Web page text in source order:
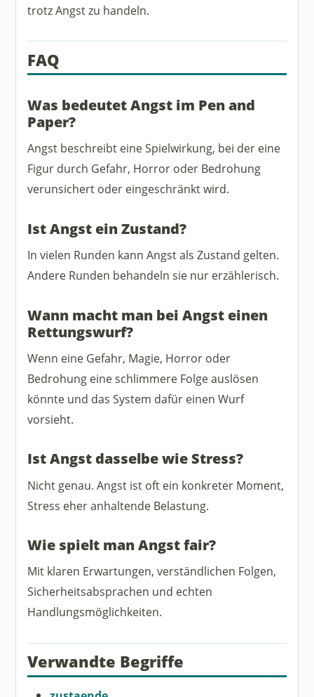
trotz Angst zu handeln.
FAQ
Was bedeutet Angst im Pen and
Paper?
Angst beschreibt eine Spielwirkung, bei der eine
Figur durch Gefahr, Horror oder Bedrohung
verunsichert oder eingeschränkt wird.
Ist Angst ein Zustand?
In vielen Runden kann Angst als Zustand gelten.
Andere Runden behandeln sie nur erzählerisch.
Wann macht man bei Angst einen
Rettungswurf?
Wenn eine Gefahr, Magie, Horror oder
Bedrohung eine schlimmere Folge auslösen
könnte und das System dafür einen Wurf
vorsieht.
Ist Angst dasselbe wie Stress?
Nicht genau. Angst ist oft ein konkreter Moment,
Stress eher anhaltende Belastung.
Wie spielt man Angst fair?
Mit klaren Erwartungen, verständlichen Folgen,
Sicherheitsabsprachen und echten
Handlungsmöglichkeiten.
Verwandte Begriffe